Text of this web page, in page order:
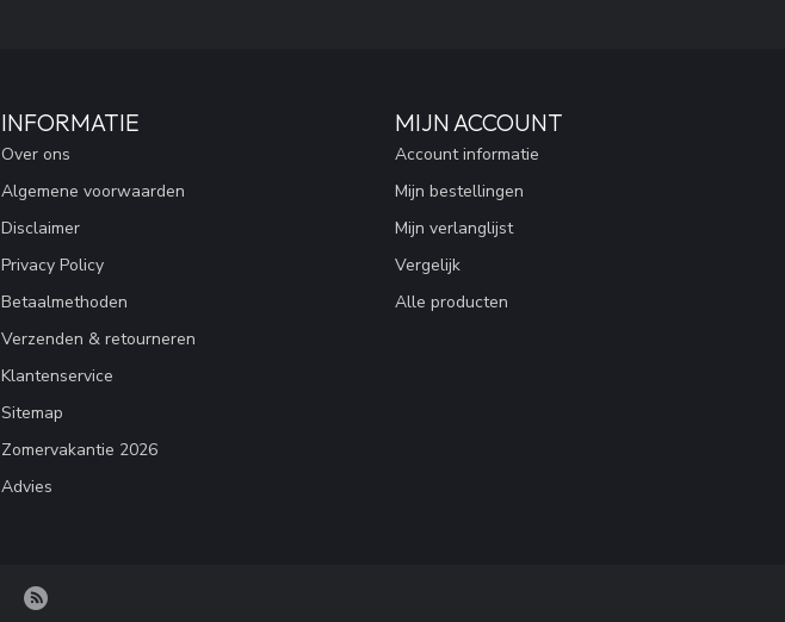
INFORMATIE
Over ons
Algemene voorwaarden
Disclaimer
Privacy Policy
Betaalmethoden
Verzenden & retourneren
Klantenservice
Sitemap
Zomervakantie 2026
Advies
MIJN ACCOUNT
Account informatie
Mijn bestellingen
Mijn verlanglijst
Vergelijk
Alle producten